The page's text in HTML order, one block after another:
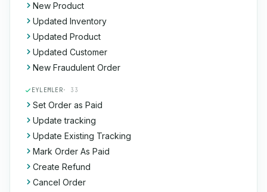
New Product
Updated Inventory
Updated Product
Updated Customer
New Fraudulent Order
EYLEMLER· 33
Set Order as Paid
Update tracking
Update Existing Tracking
Mark Order As Paid
Create Refund
Cancel Order